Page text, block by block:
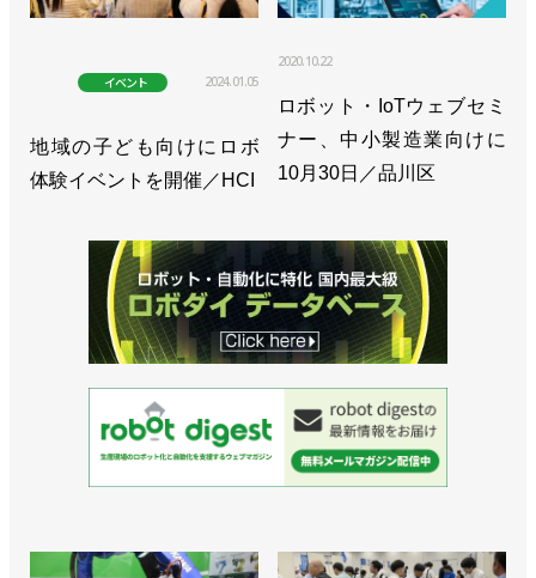
イベント 2024.01.05
地域の子ども向けにロボ
体験イベントを開催／HCI
2020.10.22
ロボット・IoTウェブセミ
ナー、中小製造業向けに
10月30日／品川区